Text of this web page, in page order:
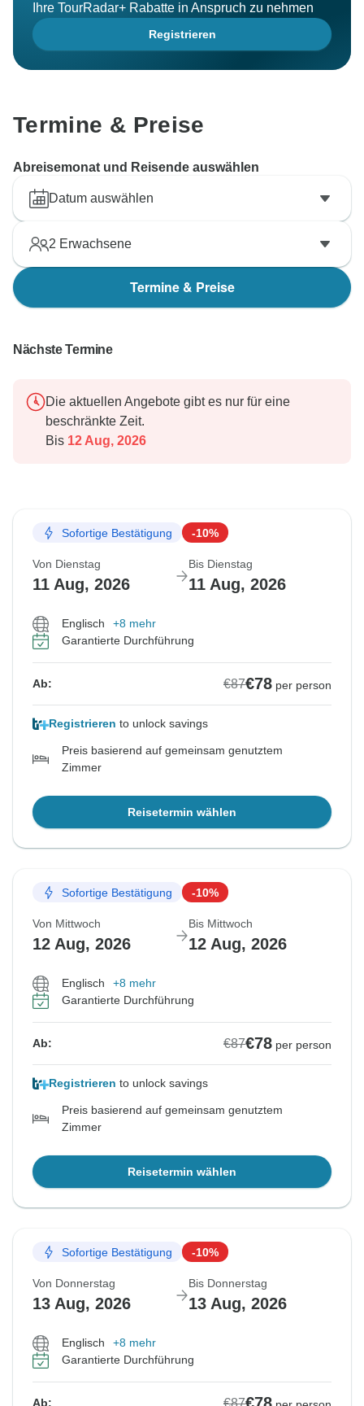
Ihre TourRadar+ Rabatte in Anspruch zu nehmen
Registrieren
Termine & Preise
Abreisemonat und Reisende auswählen
Datum auswählen
2 Erwachsene
Termine & Preise
Nächste Termine
Die aktuellen Angebote gibt es nur für eine
beschränkte Zeit.
Bis 12 Aug, 2026
Sofortige Bestätigung -10%
Von Dienstag
11 Aug, 2026
Bis Dienstag
11 Aug, 2026
Englisch
+8 mehr
Garantierte Durchführung
Ab: €87€78 per person
Registrieren to unlock savings
Preis basierend auf gemeinsam genutztem
Zimmer
Reisetermin wählen
Sofortige Bestätigung -10%
Von Mittwoch
12 Aug, 2026
Bis Mittwoch
12 Aug, 2026
Englisch
+8 mehr
Garantierte Durchführung
Ab: €87€78 per person
Registrieren to unlock savings
Preis basierend auf gemeinsam genutztem
Zimmer
Reisetermin wählen
Sofortige Bestätigung -10%
Von Donnerstag
13 Aug, 2026
Bis Donnerstag
13 Aug, 2026
Englisch
+8 mehr
Garantierte Durchführung
Ab: €87